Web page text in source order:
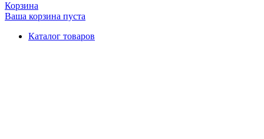
Корзина
Ваша корзина пуста
Каталог товаров